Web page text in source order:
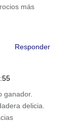
más
Responder
ganador.
delicia.